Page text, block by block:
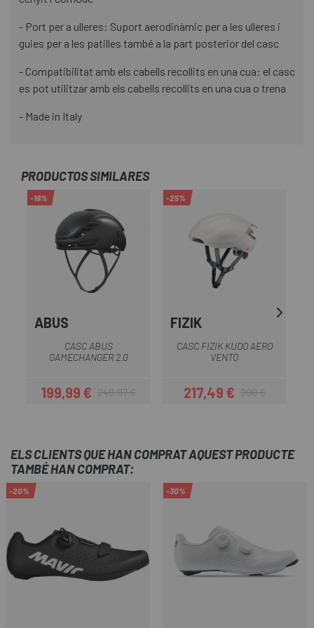
- Port per a ulleres: Suport aerodinàmic per a les ulleres i
guies per a les patilles també a la part posterior del casc
- Compatibilitat amb els cabells recollits en una cua: el casc
es pot utilitzar amb els cabells recollits en una cua o trena
- Made in Italy
PRODUCTOS SIMILARES
-19%
ABUS
CASC ABUS
GAMECHANGER 2.0
Preu
199,99 €Preu regular
249,97 €
-25%
FIZIK
CASC FIZIK KUDO AERO
VENTO
Preu
217,49 €Preu regular
290 €
ELS CLIENTS QUE HAN COMPRAT AQUEST PRODUCTE
TAMBÉ HAN COMPRAT:
-20% -30%